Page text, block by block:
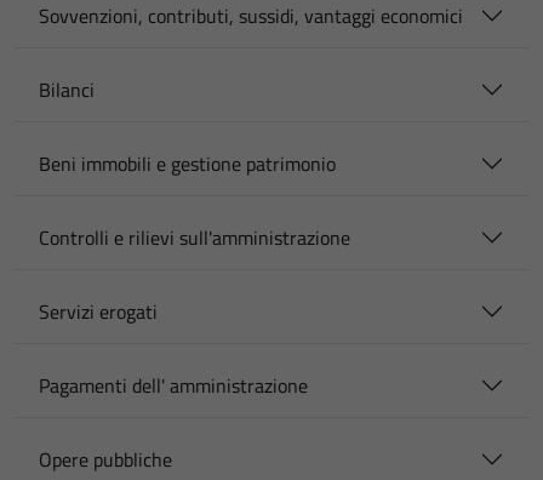
Sovvenzioni, contributi, sussidi, vantaggi economici
Bilanci
Beni immobili e gestione patrimonio
Controlli e rilievi sull'amministrazione
Servizi erogati
Pagamenti dell' amministrazione
Opere pubbliche